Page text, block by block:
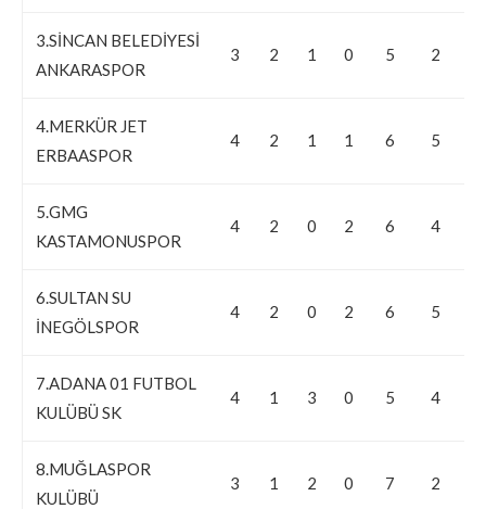
3.SİNCAN BELEDİYESİ
ANKARASPOR
3 2 1 0 5 2
4.MERKÜR JET
ERBAASPOR
4 2 1 1 6 5
5.GMG
KASTAMONUSPOR
4 2 0 2 6 4
6.SULTAN SU
İNEGÖLSPOR
4 2 0 2 6 5
7.ADANA 01 FUTBOL
KULÜBÜ SK
4 1 3 0 5 4
8.MUĞLASPOR
KULÜBÜ
3 1 2 0 7 2